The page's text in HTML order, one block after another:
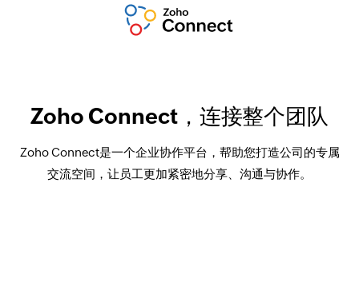
Zoho Connect，连接整个团队
Zoho Connect是一个企业协作平台，帮助您打造公司的专属
交流空间，让员工更加紧密地分享、沟通与协作。